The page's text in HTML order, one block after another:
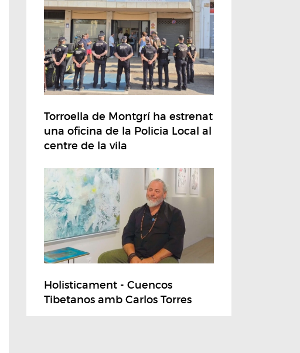
Torroella de Montgrí ha estrenat
una oficina de la Policia Local al
centre de la vila
Holisticament - Cuencos
Tibetanos amb Carlos Torres